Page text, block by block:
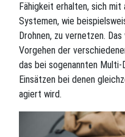
Fähigkeit erhalten, sich
Systemen, wie
Drohnen, zu vernetzen.
Vorgehen der
das bei sogenannten Multi-
Einsätzen bei denen
agiert wird.